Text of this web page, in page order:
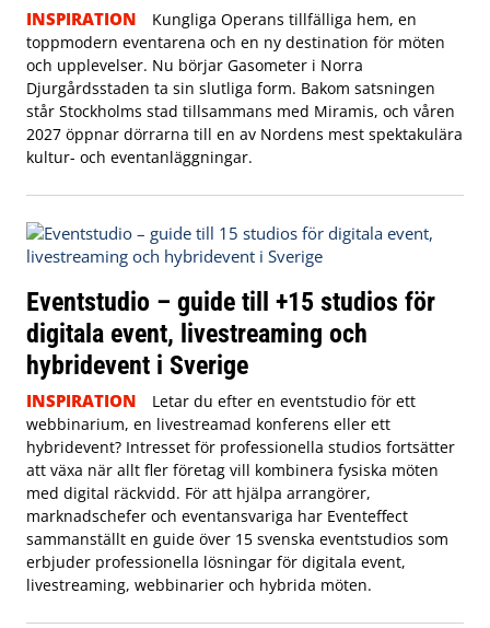
INSPIRATION
Kungliga Operans tillfälliga hem, en
toppmodern eventarena och en ny destination för möten
och upplevelser. Nu börjar Gasometer i Norra
Djurgårdsstaden ta sin slutliga form. Bakom satsningen
står Stockholms stad tillsammans med Miramis, och våren
2027 öppnar dörrarna till en av Nordens mest spektakulära
kultur- och eventanläggningar.
Eventstudio – guide till +15 studios för
digitala event, livestreaming och
hybridevent i Sverige
INSPIRATION
Letar du efter en eventstudio för ett
webbinarium, en livestreamad konferens eller ett
hybridevent? Intresset för professionella studios fortsätter
att växa när allt fler företag vill kombinera fysiska möten
med digital räckvidd. För att hjälpa arrangörer,
marknadschefer och eventansvariga har Eventeffect
sammanställt en guide över 15 svenska eventstudios som
erbjuder professionella lösningar för digitala event,
livestreaming, webbinarier och hybrida möten.